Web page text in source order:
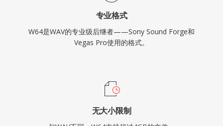
专业格式
W64是WAV的专业级后继者——Sony Sound Forge和
Vegas Pro使用的格式。
无大小限制